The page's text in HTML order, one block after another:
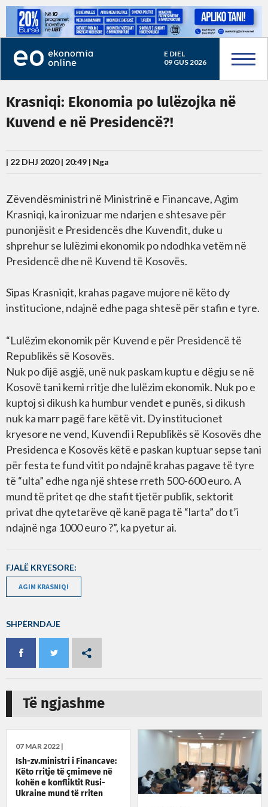
E DIEL
09 GUS 2026
Krasniqi: Ekonomia po lulëzojka në
Kuvend e në Presidencë?!
| 22 DHJ 2020 | 20:49 | Nga
Zëvendësministri në Ministrinë e Financave, Agim
Krasniqi, ka ironizuar me ndarjen e shtesave për
punonjësit e Presidencës dhe Kuvendit, duke u
shprehur se lulëzimi ekonomik po ndodhka vetëm në
Presidencë dhe në Kuvend të Kosovës.
Sipas Krasniqit, krahas pagave mujore në këto dy
institucione, ndajnë edhe paga shtesë për stafin e tyre.
“Lulëzim ekonomik për Kuvend e për Presidencë të
Republikës së Kosovës.
Nuk po dijë asgjë, unë nuk paskam kuptu e dëgju se në
Kosovë tani kemi rritje dhe lulëzim ekonomik. Nuk po e
kuptoj si dikush ka humbur vendet e punës, si dikush
nuk ka marr pagë fare këtë vit. Dy institucionet
kryesore ne vend, Kuvendi i Republikës së Kosovës dhe
Presidenca e Kosovës këtë e paskan kuptuar sepse tani
për festa te fund vitit po ndajnë krahas pagave të tyre
të “ulta” edhe nga një shtese rreth 500-600 euro. A
mund të pritet qe dhe stafit tjetër publik, sektorit
privat dhe qytetarëve që kanë paga të “larta” do t’i
ndajnë nga 1000 euro ?”, ka pyetur ai.
FJALË KRYESORE:
AGIM KRASNIQI
SHPËRNDAJE
Të ngjashme
07 MAR 2022 |
Ish-zv.ministri i Financave:
Këto rritje të çmimeve në
kohën e konfliktit Rusi-
Ukraine mund të rriten